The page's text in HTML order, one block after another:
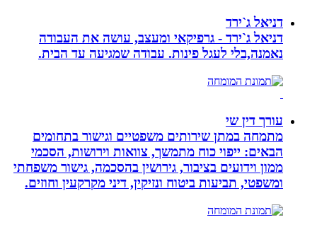
דניאל ג`ירד
דניאל ג`ירד - גרפיקאי ומעצב, עושה את העבודה
נאמנה,בלי לעגל פינות. עבודה שמגיעה עד הבית.
עורך דין שי
מתמחה במתן שירותים משפטיים וגישור בתחומים
הבאים: ייפוי כוח מתמשך, צוואות וירושות, הסכמי
ממון וידועים בציבור, גירושין בהסכמה, גישור משפחתי
ומשפטי, תביעות ביטוח ונזיקין, דיני מקרקעין וחוזים.